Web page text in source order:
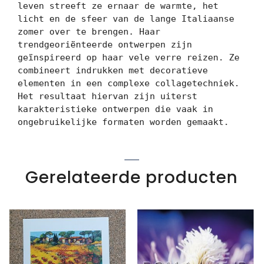
leven streeft ze ernaar de warmte, het
licht en de sfeer van de lange Italiaanse
zomer over te brengen. Haar
trendgeoriënteerde ontwerpen zijn
geïnspireerd op haar vele verre reizen. Ze
combineert indrukken met decoratieve
elementen in een complexe collagetechniek.
Het resultaat hiervan zijn uiterst
karakteristieke ontwerpen die vaak in
ongebruikelijke formaten worden gemaakt.
Gerelateerde producten